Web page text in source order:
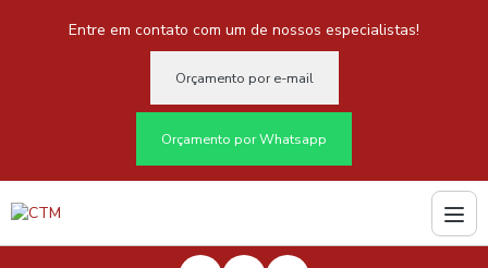
Entre em contato com um de nossos especialistas!
Orçamento por e-mail
Orçamento por Whatsapp